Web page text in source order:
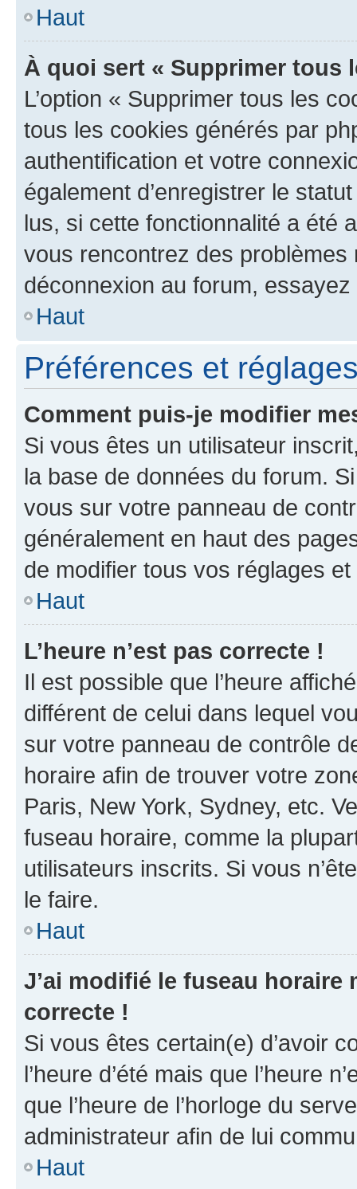
Haut
À quoi sert « Supprimer tous
L’option « Supprimer tous les
tous les cookies générés par
authentification et votre
également d’enregistrer le
lus, si cette fonctionnalité a été
vous rencontrez des
déconnexion au forum,
Haut
Préférences et
Comment puis-je modifier
Si vous êtes un utilisateur
la base de données du forum.
vous sur votre panneau de
généralement en haut des
de modifier tous vos réglages
Haut
L’heure n’est pas correcte !
Il est possible que l’heure
différent de celui dans lequel
sur votre panneau de contrôle
horaire afin de trouver votre
Paris, New York, Sydney, etc.
fuseau horaire, comme la
utilisateurs inscrits. Si vous
le faire.
Haut
J’ai modifié le fuseau horaire
correcte !
Si vous êtes certain(e) d’avoir
l’heure d’été mais que l’heure
que l’heure de l’horloge du
administrateur afin de lui
Haut